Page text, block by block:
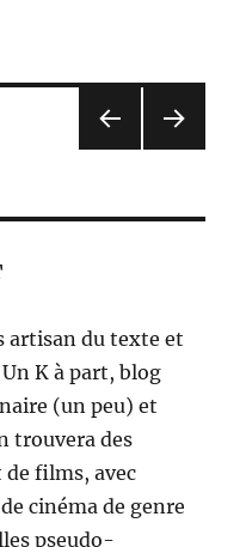
CÉD ANT
artisan du texte et
K à part, blog
(un peu) et
trouvera des
films, avec
cinéma de genre
pseudo-